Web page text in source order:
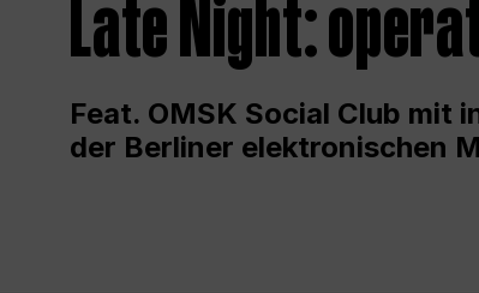
Late Night:
Feat. OMSK Social Club mit
der Berliner elektronischen